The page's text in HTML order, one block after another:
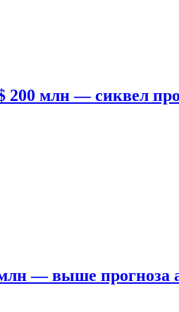
200 млн — сиквел
— выше прогноза